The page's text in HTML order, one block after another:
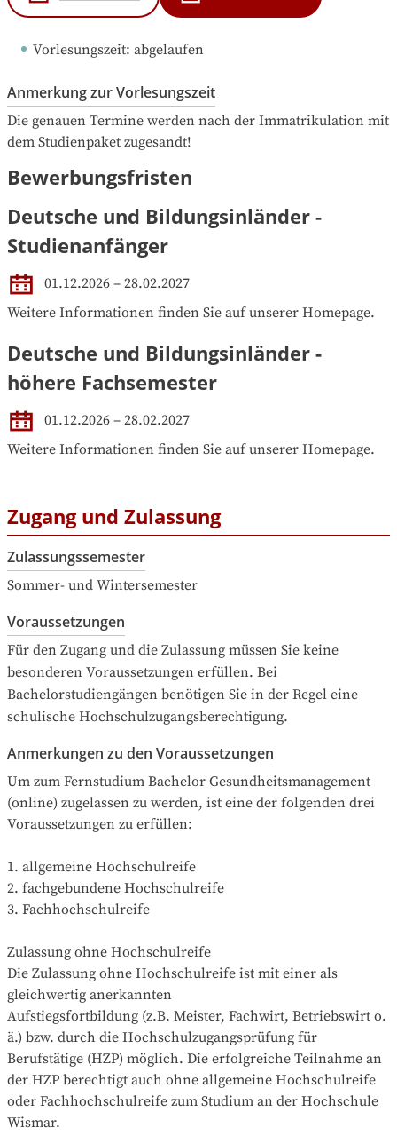
Vorlesungszeit: abgelaufen
Anmerkung zur Vorlesungszeit
Die genauen Termine werden nach der Immatrikulation mit
dem Studienpaket zugesandt!
Bewerbungsfristen
Deutsche und Bildungsinländer -
Studienanfänger
01.12.2026 – 28.02.2027
Weitere Informationen finden Sie auf unserer Homepage.
Deutsche und Bildungsinländer -
höhere Fachsemester
01.12.2026 – 28.02.2027
Weitere Informationen finden Sie auf unserer Homepage.
Zugang und Zulassung
Zulassungssemester
Sommer- und Wintersemester
Voraussetzungen
Für den Zugang und die Zulassung müssen Sie keine
besonderen Voraussetzungen erfüllen. Bei
Bachelorstudiengängen benötigen Sie in der Regel eine
schulische Hochschulzugangsberechtigung.
Anmerkungen zu den Voraussetzungen
Um zum Fernstudium Bachelor Gesundheitsmanagement
(online) zugelassen zu werden, ist eine der folgenden drei
Voraussetzungen zu erfüllen:
1. allgemeine Hochschulreife
2. fachgebundene Hochschulreife
3. Fachhochschulreife
Zulassung ohne Hochschulreife
Die Zulassung ohne Hochschulreife ist mit einer als
gleichwertig anerkannten
Aufstiegsfortbildung (z.B. Meister, Fachwirt, Betriebswirt o.
ä.) bzw. durch die Hochschulzugangsprüfung für
Berufstätige (HZP) möglich. Die erfolgreiche Teilnahme an
der HZP berechtigt auch ohne allgemeine Hochschulreife
oder Fachhochschulreife zum Studium an der Hochschule
Wismar.